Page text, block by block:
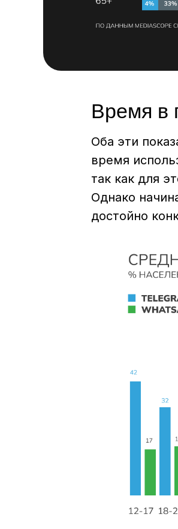
Время в
Оба эти
время
так как для
Однако
достойно